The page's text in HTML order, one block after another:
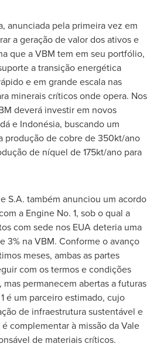
anunciada pela primeira vez em
a geração de valor dos ativos e
que a VBM tem em seu portfólio,
a transição energética
e em grande escala nas
minerais críticos onde opera. Nos
deverá investir em novos
e Indonésia, buscando um
produção de cobre de 350kt/ano
de níquel de 175kt/ano para
S.A. também anunciou um acordo
a Engine No. 1, sob o qual a
com sede nos EUA deteria uma
3% na VBM. Conforme o avanço
meses, ambas as partes
com os termos e condições
permanecem abertas a futuras
é um parceiro estimado, cujo
de infraestrutura sustentável e
complementar à missão da Vale
de materiais críticos.